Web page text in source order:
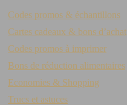
Codes promos & échantillons
Cartes cadeaux & bons d’achat
Codes promos à imprimer
Bons de réduction alimentaires
Economies & Shopping
Trucs et astuces